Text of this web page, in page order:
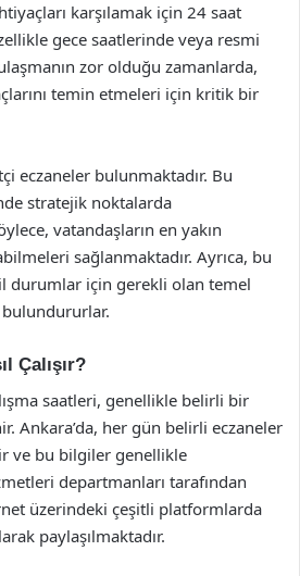
karşılamak için 24 saat
gece saatlerinde veya resmi
zor olduğu zamanlarda,
temin etmeleri için kritik bir
eczaneler bulunmaktadır. Bu
stratejik noktalarda
vatandaşların en yakın
sağlanmaktadır. Ayrıca, bu
durumlar için gerekli olan temel
Çalışır?
saatleri, genellikle belirli bir
Ankara’da, her gün belirli eczaneler
ve bu bilgiler genellikle
departmanları tarafından
üzerindeki çeşitli platformlarda
paylaşılmaktadır.